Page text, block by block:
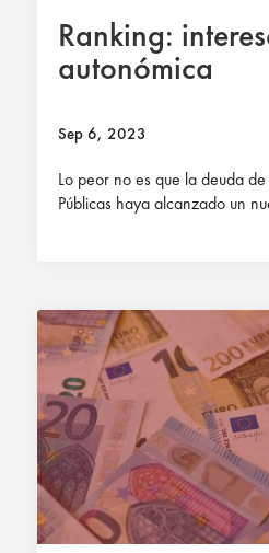
Ranking:
autonómica
Sep 6, 2023
Lo peor no es que la deuda
Públicas haya alcanzado un